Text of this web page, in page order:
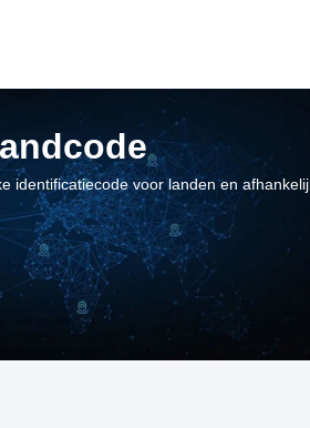
identificatiecode voor landen en